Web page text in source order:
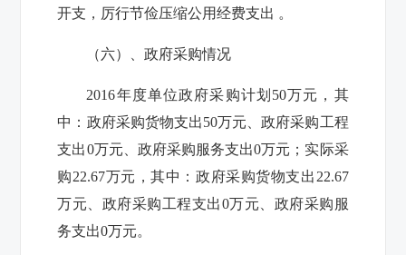
开支，厉行节俭压缩公用经费支出 。
（六）、政府采购情况
2016年度单位政府采购计划50万元，其
中：政府采购货物支出50万元、政府采购工程
支出0万元、政府采购服务支出0万元；实际采
购22.67万元，其中：政府采购货物支出22.67
万元、政府采购工程支出0万元、政府采购服
务支出0万元。